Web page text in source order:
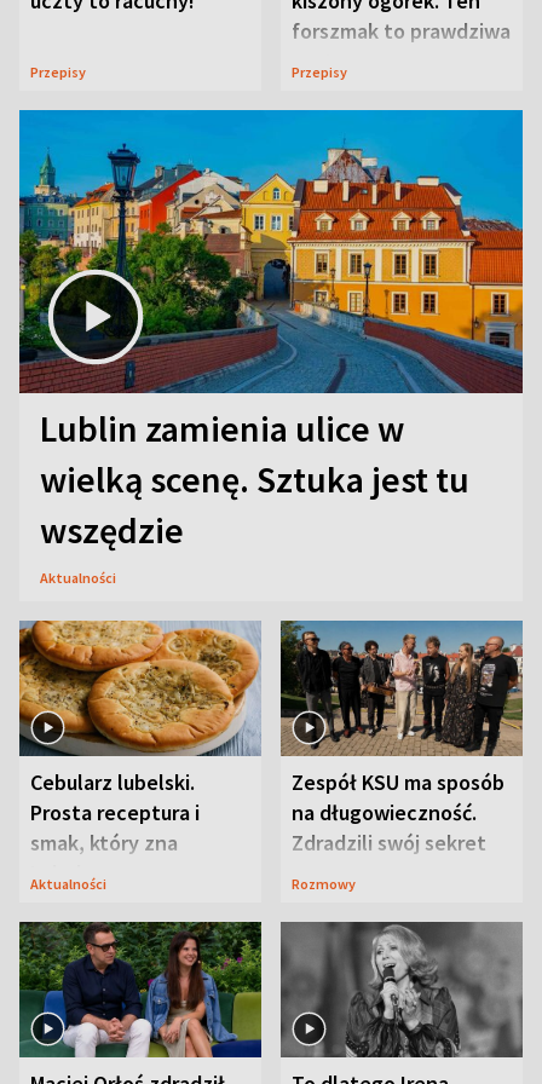
Przepisy
forszmak to prawdziwa
uczta
Przepisy
Lublin zamienia ulice w
wielką scenę. Sztuka jest tu
wszędzie
Aktualności
Cebularz lubelski.
Prosta receptura i
smak, który zna
Lubelszczyzna
Aktualności
Zespół KSU ma sposób
na długowieczność.
Zdradzili swój sekret
Rozmowy